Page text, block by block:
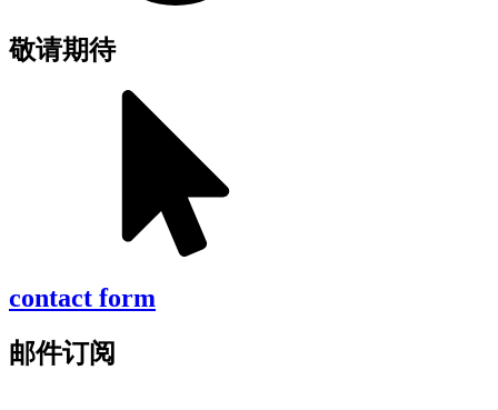
敬请期待
contact form
邮件订阅